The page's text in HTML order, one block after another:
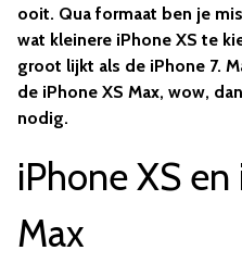
ooit. Qua formaat ben je
wat kleinere iPhone XS te
groot lijkt als de iPhone 7.
de iPhone XS Max, wow,
nodig.
iPhone XS
Max